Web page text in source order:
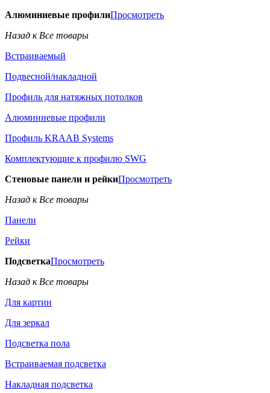
Алюминиевые профилиПросмотреть
Назад к Все товары
Встраиваемый
Подвесной/накладной
Профиль для натяжных потолков
Алюминиевые профили
Профиль KRAAB Systems
Комплектующие к профилю SWG
Стеновые панели и рейкиПросмотреть
Назад к Все товары
Панели
Рейки
ПодсветкаПросмотреть
Назад к Все товары
Для картин
Для зеркал
Подсветка пола
Встраиваемая подсветка
Накладная подсветка